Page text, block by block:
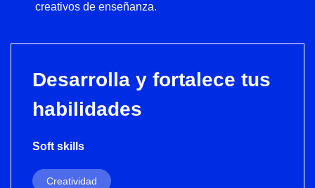
creativos de enseñanza.
Desarrolla y fortalece tus
habilidades
Soft skills
Creatividad